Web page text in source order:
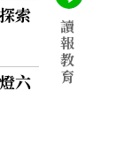
索
六
讀
報
教
育